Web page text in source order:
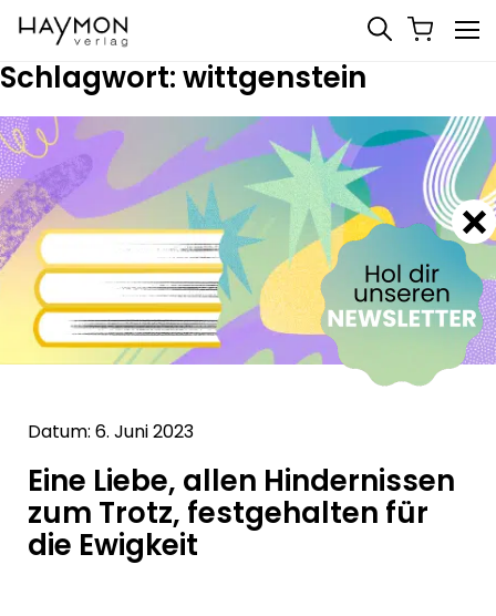
Schlagwort:wittgenstein
Datum: 6. Juni 2023
Eine Liebe, allen Hindernissen
zum Trotz, festgehalten für
die Ewigkeit